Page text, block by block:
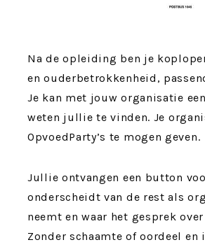
Na de opleiding ben je
en ouderbetrokkenheid,
Je kan met jouw organisatie
weten jullie te vinden. Je
OpvoedParty’s te mogen geven.
Jullie ontvangen een button
onderscheidt van de rest als
neemt en waar het gesprek
Zonder schaamte of oordeel